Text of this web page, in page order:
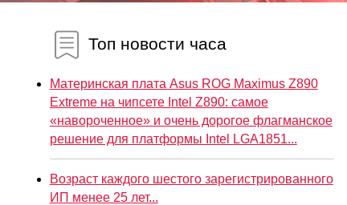
Топ новости часа
Материнская плата Asus ROG Maximus Z890
Extreme на чипсете Intel Z890: самое
«навороченное» и очень дорогое флагманское
решение для платформы Intel LGA1851...
Возраст каждого шестого зарегистрированного
ИП менее 25 лет...